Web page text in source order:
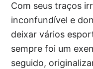
Com seus traços
inconfundível e
deixar vários
sempre foi um
seguido,